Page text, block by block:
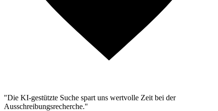
"Die KI-gestützte Suche spart uns wertvolle Zeit bei der
Ausschreibungsrecherche."